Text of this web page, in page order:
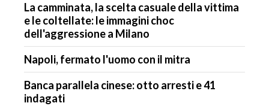
La camminata, la scelta casuale della vittima
e le coltellate: le immagini choc
dell'aggressione a Milano
Napoli, fermato l'uomo con il mitra
Banca parallela cinese: otto arresti e 41
indagati